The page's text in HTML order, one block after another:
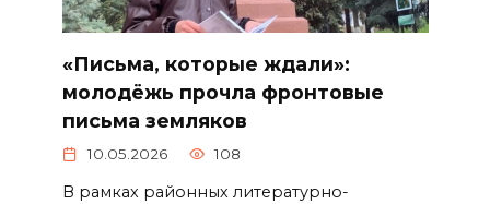
«Письма, которые ждали»:
молодёжь прочла фронтовые
письма земляков
10.05.2026 108
В рамках районных литературно-